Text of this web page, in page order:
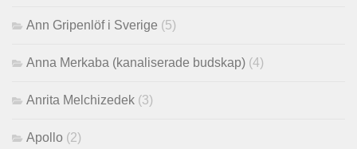
Ann Gripenlöf i Sverige (5)
Anna Merkaba (kanaliserade budskap) (4)
Anrita Melchizedek (3)
Apollo (2)